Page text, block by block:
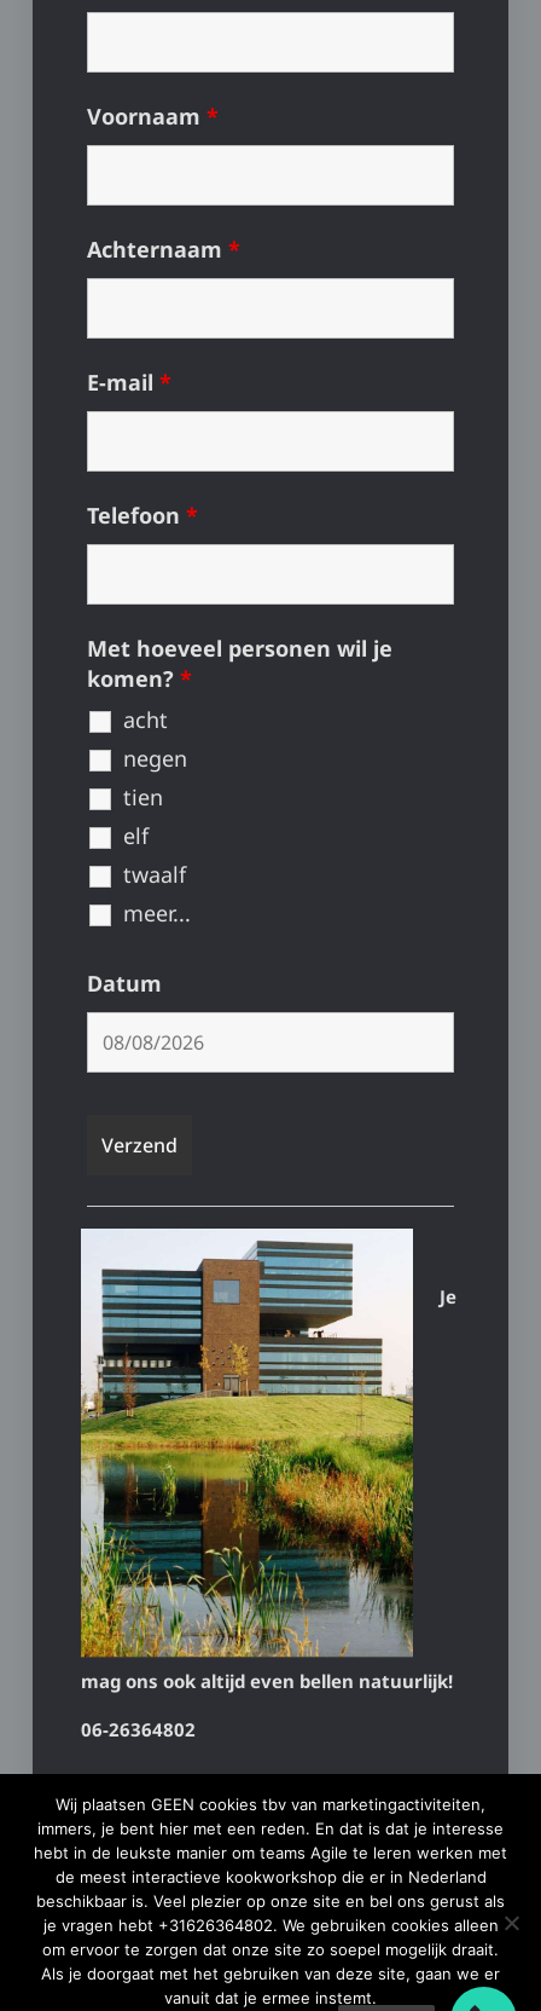
Voornaam *
Achternaam *
E-mail *
Telefoon *
Met hoeveel personen wil je
komen? *
acht
negen
tien
elf
twaalf
meer...
Datum
Je
mag ons ook altijd even bellen natuurlijk!
06-26364802
Wij plaatsen GEEN cookies tbv van marketingactiviteiten,
immers, je bent hier met een reden. En dat is dat je interesse
hebt in de leukste manier om teams Agile te leren werken met
de meest interactieve kookworkshop die er in Nederland
beschikbaar is. Veel plezier op onze site en bel ons gerust als
je vragen hebt +31626364802. We gebruiken cookies alleen
om ervoor te zorgen dat onze site zo soepel mogelijk draait.
Als je doorgaat met het gebruiken van deze site, gaan we er
vanuit dat je ermee instemt.